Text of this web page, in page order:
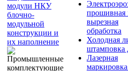
модули НКУ
блочно-
модульной
конструкции и
их наполнение
прошивная
вырезная
обработка
Холодная
штамповка
Лазерная